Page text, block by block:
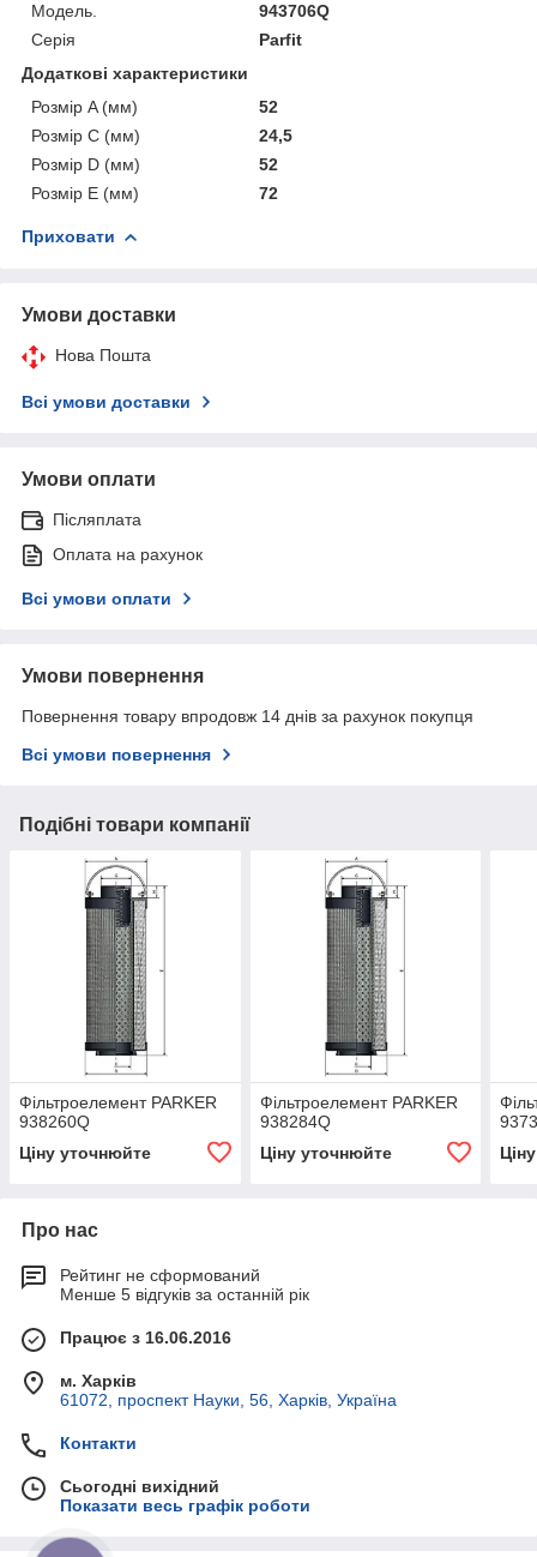
Мoдель.
943706Q
Серія
Parfit
Додаткові характеристики
Розмір A (мм)
52
Розмір C (мм)
24,5
Розмір D (мм)
52
Розмір E (мм)
72
Приховати
Умови доставки
Нова Пошта
Всі умови доставки
Умови оплати
Післяплата
Оплата на рахунок
Всі умови оплати
Умови повернення
Повернення товару впродовж 14 днів за рахунок покупця
Всі умови повернення
Подібні товари компанії
Фільтроелемент PARKER
938260Q
Ціну уточнюйте
Фільтроелемент PARKER
938284Q
Ціну уточнюйте
Про нас
Рейтинг не сформований
Менше 5 відгуків за останній рік
Працює з 16.06.2016
м. Харків
61072, проспект Науки, 56, Харків, Україна
Контакти
Сьогодні вихідний
Показати весь графік роботи